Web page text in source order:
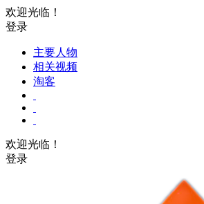
欢迎光临！
登录
主要人物
相关视频
淘客
欢迎光临！
登录